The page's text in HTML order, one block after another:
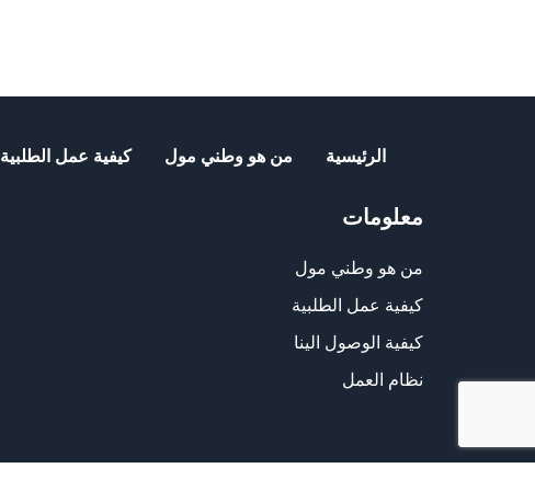
الرئيسية من هو وطني مول كيفية عمل الطلبية
معلومات
من هو وطني مول
كيفية عمل الطلبية
كيفية الوصول الينا
نظام العمل